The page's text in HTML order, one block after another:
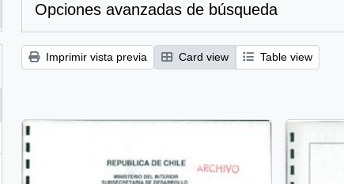
Opciones avanzadas de búsqueda
Imprimir vista previa Card view Table view